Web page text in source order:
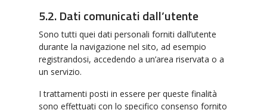
5.2. Dati comunicati dall’utente
Sono tutti quei dati personali forniti dall’utente
durante la navigazione nel sito, ad esempio
registrandosi, accedendo a un’area riservata o a
un servizio.
I trattamenti posti in essere per queste finalità
sono effettuati con lo specifico consenso fornito